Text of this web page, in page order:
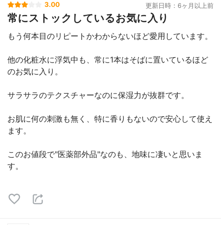
3.00 更新日時：6ヶ月以上前
常にストックしているお気に入り
もう何本目のリピートかわからないほど愛用しています。
他の化粧水に浮気中も、常に1本はそばに置いているほど
のお気に入り。
サラサラのテクスチャーなのに保湿力が抜群です。
お肌に何の刺激も無く、特に香りもないので安心して使え
ます。
このお値段で"医薬部外品"なのも、地味に凄いと思いま
す。